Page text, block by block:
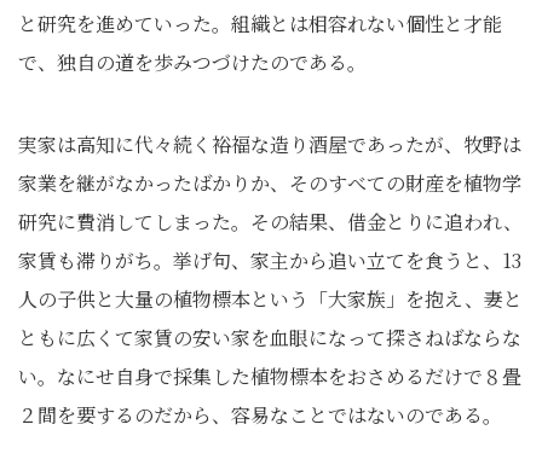
と研究を進めていった。組織とは相容れない個性と才能
で、独自の道を歩みつづけたのである。
実家は高知に代々続く裕福な造り酒屋であったが、牧野は
家業を継がなかったばかりか、そのすべての財産を植物学
研究に費消してしまった。その結果、借金とりに追われ、
家賃も滞りがち。挙げ句、家主から追い立てを食うと、13
人の子供と大量の植物標本という「大家族」を抱え、妻と
ともに広くて家賃の安い家を血眼になって探さねばならな
い。なにせ自身で採集した植物標本をおさめるだけで８畳
２間を要するのだから、容易なことではないのである。